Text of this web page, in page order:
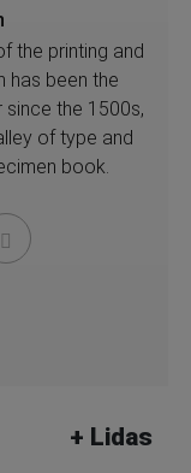
the printing and
has been the
since the 1500s,
of type and
book.
+ Lidas